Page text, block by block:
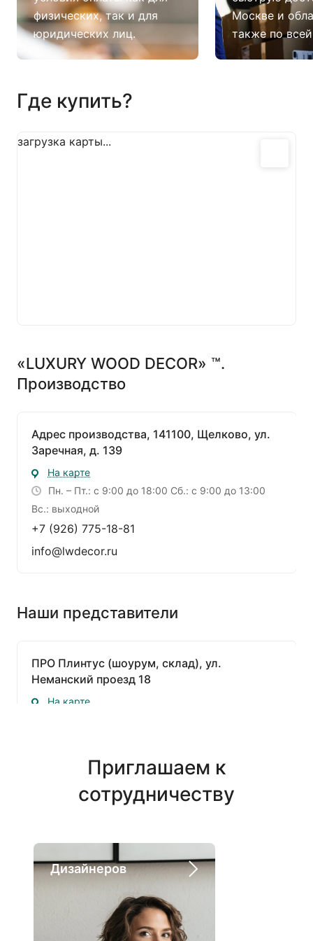
физических, так и для
юридических лиц.
Москве и
также по
Где купить?
загрузка карты...
«LUXURY WOOD DECOR» ™.
Производство
Адрес производства, 141100, Щелково, ул.
Заречная, д. 139
На карте
Пн. – Пт.: с 9:00 до 18:00 Сб.: с 9:00 до 13:00
Вс.: выходной
+7 (926) 775-18-81
info@lwdecor.ru
Наши представители
ПРО Плинтус (шоурум, склад), ул.
Неманский проезд 18
На карте
Вс.: Выходной
+7 (495) 772-62-09
Top profiles (ProfileHome), ТК Владимирский
Тракт, ул. Нахимовский пр-кт 24 стр. 2,
«Expostroy», Павильон 3, Стенд №309
Пн.-Сб.: 10:00-20:00
Приглашаем к
сотрудничеству
Дизайнеров